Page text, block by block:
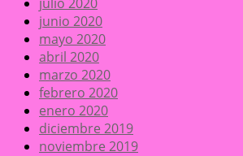
julio 2020
junio 2020
mayo 2020
abril 2020
marzo 2020
febrero 2020
enero 2020
diciembre 2019
noviembre 2019